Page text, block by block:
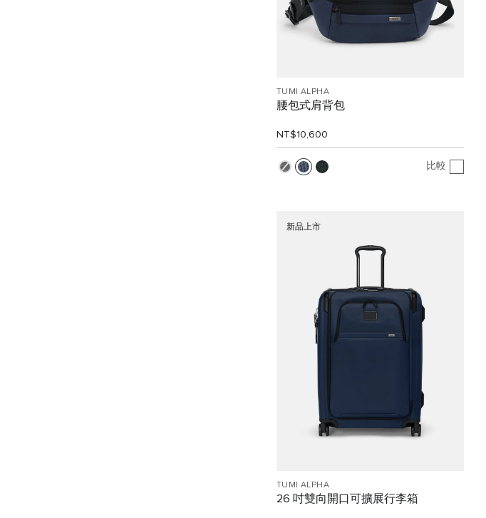
TUMI ALPHA
腰包式肩背包
NT$10,600
比較
新品上市
TUMI ALPHA
26 吋雙向開口可擴展行李箱